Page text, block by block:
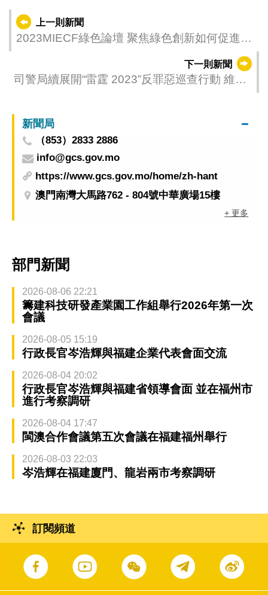
上一則新聞
2023MIECF綠色論壇 聚焦綠色創新如何促進高
下一則新聞
司警局續展開“雷霆 2023”反罪惡巡查行動 維護
新聞局
（853）2833 2886
info@gcs.gov.mo
https://www.gcs.gov.mo/home/zh-hant
澳門南灣大馬路762 - 804號中華廣場15樓
+ 更多
部門新聞
2026-08-06 22:21
籌建科技研發產業園工作組舉行2026年第一次
會議
2026-08-05 15:19
行政長官岑浩輝與福建企業代表會面交流
2026-08-04 20:02
行政長官岑浩輝與福建省領導會面 並在福州市
進行考察調研
2026-08-04 17:47
閩澳合作會議第五次會議在福建福州舉行
2026-08-03 22:03
岑浩輝在福建廈門、龍岩兩市考察調研
訂閱頻道